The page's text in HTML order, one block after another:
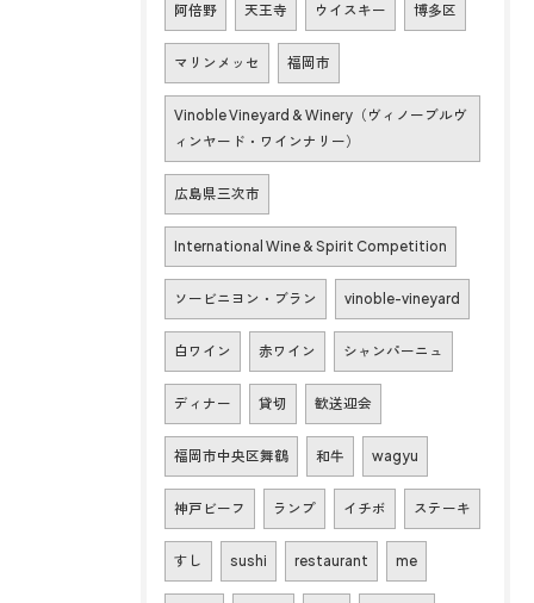
阿倍野 天王寺 ウイスキー 博多区
マリンメッセ 福岡市
Vinoble Vineyard & Winery（ヴィノーブルヴ
ィンヤード・ワインナリー）
広島県三次市
International Wine & Spirit Competition
ソービニヨン・ブラン vinoble-vineyard
白ワイン 赤ワイン シャンパーニュ
ディナー 貸切 歓送迎会
福岡市中央区舞鶴 和牛 wagyu
神戸ビーフ ランプ イチボ ステーキ
すし sushi restaurant me